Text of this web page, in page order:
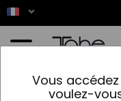
Vous
voulez-
>Coloration >Type de